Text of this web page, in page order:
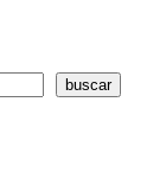
buscar